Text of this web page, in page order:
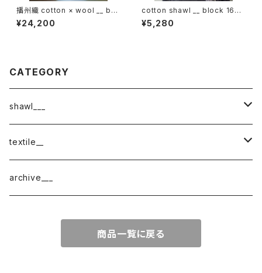
播州織 cotton × wool __ bor
der 220-120 霧帳GK
¥24,200
cotton shawl __ block 160
桔梗w
¥5,280
CATEGORY
shawl___
cotton
border
cotton × wool
textile__
織物
archive___
商品一覧に戻る